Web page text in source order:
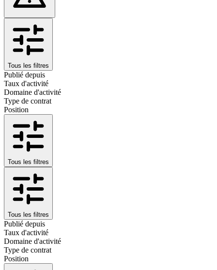
Tous les filtres
Publié depuis
Taux d'activité
Domaine d'activité
Type de contrat
Position
Tous les filtres
Tous les filtres
Publié depuis
Taux d'activité
Domaine d'activité
Type de contrat
Position